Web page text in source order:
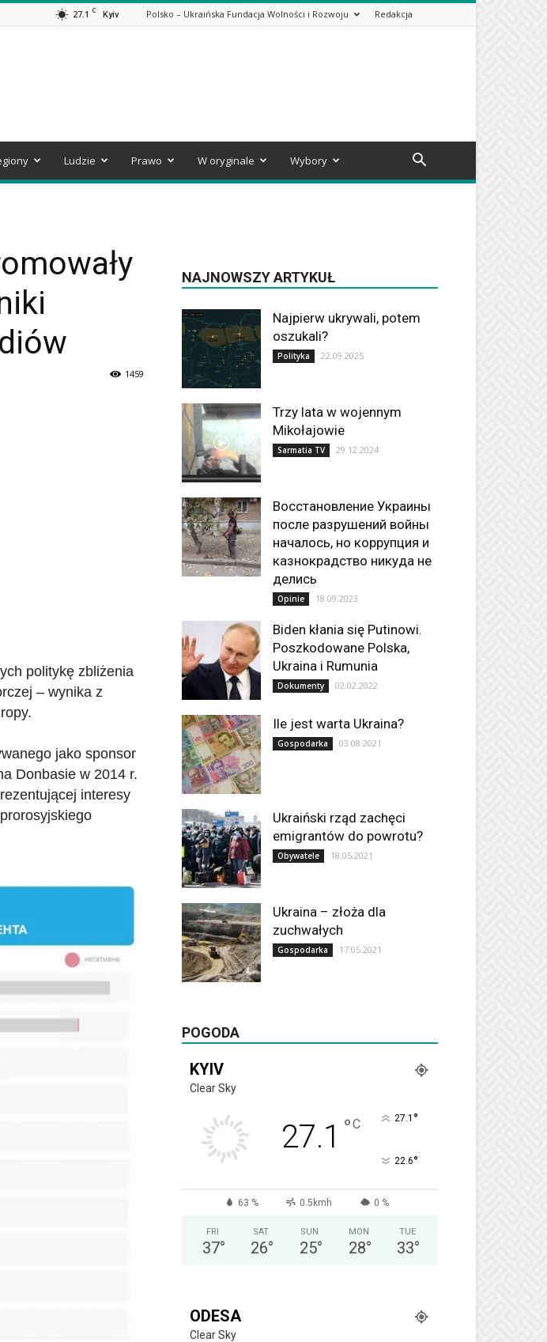
27.1 C Kyiv Polsko – Ukraińska Fundacja Wolności i Rozwoju Redakcja
Ludzie Prawo W oryginale Wybory
1459
politykę zbliżenia
– wynika z
jako sponsor
Donbasie w 2014 r.
interesy
NAJNOWSZY ARTYKUŁ
Najpierw ukrywali, potem
oszukali?
Polityka 22.09.2025
Trzy lata w wojennym
Mikołajowie
Sarmatia TV 29.12.2024
Восстановление Украины
после разрушений войны
началось, но коррупция и
казнокрадство никуда не
делись
Opinie 18.09.2023
Biden kłania się Putinowi.
Poszkodowane Polska,
Ukraina i Rumunia
Dokumenty 02.02.2022
Ile jest warta Ukraina?
Gospodarka 03.08.2021
Ukraiński rząd zachęci
emigrantów do powrotu?
Obywatele 18.05.2021
Ukraina – złoża dla
zuchwałych
Gospodarka 17.05.2021
POGODA
KYIV
Clear Sky
27.1 °C 27.1 °
22.6°
63 % 0.5kmh 0 %
FRI
37°
SAT
26°
SUN
25°
MON
28°
TUE
33°
ODESA
Clear Sky